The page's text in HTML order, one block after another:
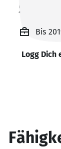
St
Bis
Logg Dich